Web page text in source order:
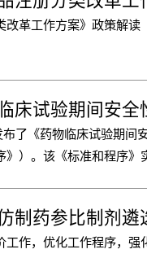
改革工作方案》政策解读
了《药物临床试验期间
）。该《标准和程序》
司参考和遵循。
制药参比制剂
工作，优化工作程序，强